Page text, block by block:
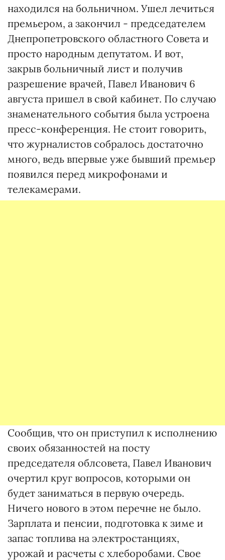
находился на больничном. Ушел лечиться
премьером, а закончил - председателем
Днепропетровского областного Совета и
просто народным депутатом. И вот,
закрыв больничный лист и получив
разрешение врачей, Павел Иванович 6
августа пришел в свой кабинет. По случаю
знаменательного события была устроена
пресс-конференция. Не стоит говорить,
что журналистов собралось достаточно
много, ведь впервые уже бывший премьер
появился перед микрофонами и
телекамерами.
Сообщив, что он приступил к исполнению
своих обязанностей на посту
председателя облсовета, Павел Иванович
очертил круг вопросов, которыми он
будет заниматься в первую очередь.
Ничего нового в этом перечне не было.
Зарплата и пенсии, подготовка к зиме и
запас топлива на электростанциях,
урожай и расчеты с хлеборобами. Свое